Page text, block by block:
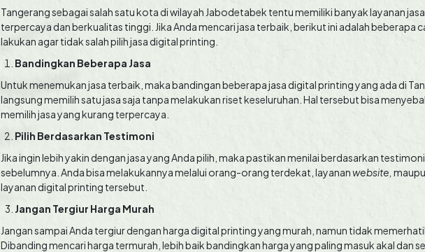
Tangerang sebagai salah satu kota di wilayah Jabodetabek tentu memiliki banyak layanan
terpercaya dan berkualitas tinggi. Jika Anda mencari jasa terbaik, berikut ini adalah beberapa
lakukan agar tidak salah pilih jasa digital printing.
Bandingkan Beberapa Jasa
Untuk menemukan jasa terbaik, maka bandingan beberapa jasa digital printing yang ada di
langsung memilih satu jasa saja tanpa melakukan riset keseluruhan. Hal tersebut bisa
memilih jasa yang kurang terpercaya.
Pilih Berdasarkan Testimoni
Jika ingin lebih yakin dengan jasa yang Anda pilih, maka pastikan menilai berdasarkan
sebelumnya. Anda bisa melakukannya melalui orang-orang terdekat, layananwebsite,
layanan digital printing tersebut.
Jangan Tergiur Harga Murah
Jangan sampai Anda tergiur dengan harga digital printing yang murah, namun tidak
Dibanding mencari harga termurah, lebih baik bandingkan harga yang paling masuk akal dan